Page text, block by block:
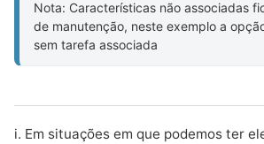
Nota: Características não associadas
de manutenção, neste exemplo a
sem tarefa associada
i. Em situações em que podemos ter